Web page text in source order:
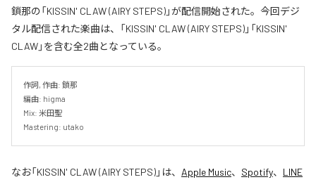
鎖那の「KISSIN' CLAW (AIRY STEPS)」が配信開始された。今回デジ
タル配信された楽曲は、「KISSIN' CLAW (AIRY STEPS)」「KISSIN'
CLAW」を含む全2曲となっている。
作詞, 作曲: 鎖那
編曲: higma
Mix: 米田聖
Mastering: utako
なお「KISSIN' CLAW (AIRY STEPS)」は、 Apple Music、 Spotify、 LINE